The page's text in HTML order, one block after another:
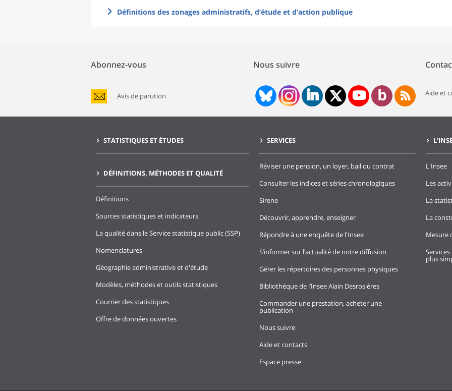
Définitions des zonages administratifs, d’étude et d’action publique
Abonnez-vous
Avis de parution
Nous suivre
Aide et
STATISTIQUES ET ÉTUDES
DÉFINITIONS, MÉTHODES ET QUALITÉ
Définitions
Sources statistiques et indicateurs
La qualité dans le Service statistique public (SSP)
Nomenclatures
Géographie administrative et d'étude
Modèles, méthodes et outils statistiques
Courrier des statistiques
Offre de données ouvertes
SERVICES
Réviser une pension, un loyer, bail ou contrat
Consulter les indices et séries chronologiques
Sirene
Découvrir, apprendre, enseigner
Répondre à une enquête de l'Insee
S’informer sur l’actualité de notre diffusion
Gérer les répertoires des personnes physiques
Bibliothèque de l’Insee Alain Desrosières
Commander une prestation, acheter une
publication
Nous suivre
Aide et contacts
Espace presse
L'Insee
Les
La
La
Mesure
plus